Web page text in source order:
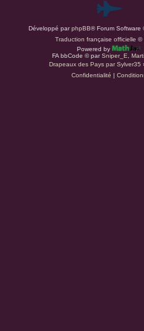
P
a
r
d
Développé parphpBB® Forum Software
Traduction française officielle ©
Powered by
FA bbCode ©parSniper_E
Drapeaux des Pays par Sylver35
Confidentialité |